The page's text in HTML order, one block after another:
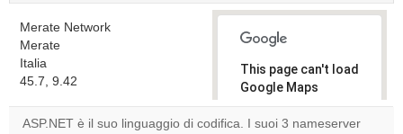
Merate Network
Merate
Italia
45.7, 9.42
This page can't load
Google Maps
correctly.
ASP.NET è il suo linguaggio di codifica. I suoi 3 nameserver